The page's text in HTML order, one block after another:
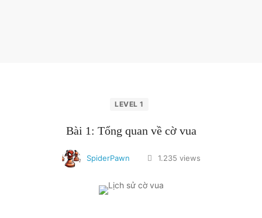
LEVEL 1
Bài 1: Tổng quan về cờ vua
SpiderPawn 1.235 views